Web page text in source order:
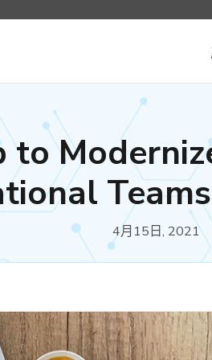
4月15日, 2021